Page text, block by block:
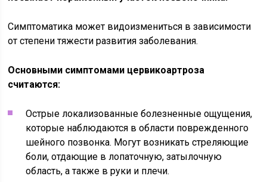
Симптоматика может видоизмениться в зависимости
от степени тяжести развития заболевания.
Основными симптомами цервикоартроза
считаются:
Острые локализованные болезненные ощущения,
которые наблюдаются в области поврежденного
шейного позвонка. Могут возникать стреляющие
боли, отдающие в лопаточную, затылочную
область, а также в руки и плечи.